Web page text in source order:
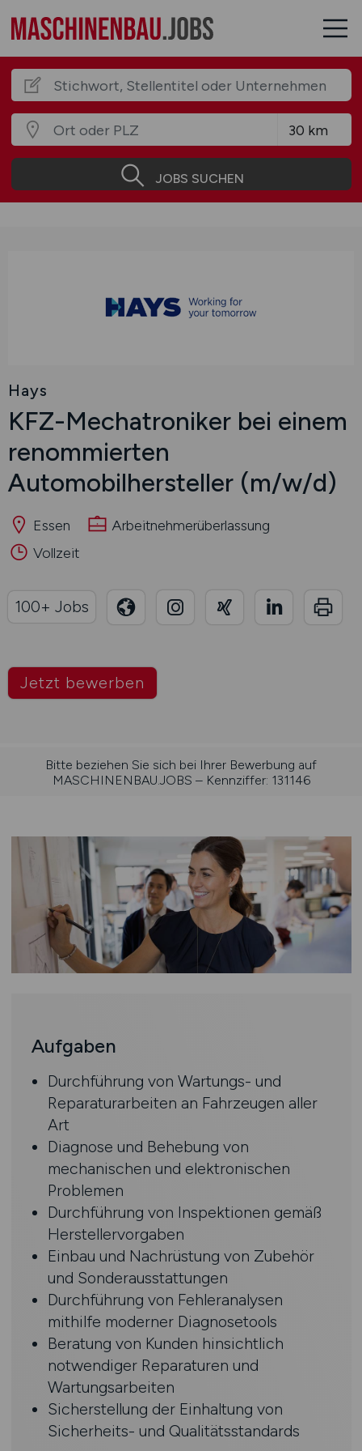
JOBS SUCHEN
Hays
KFZ-Mechatroniker bei einem
renommierten
Automobilhersteller (m/w/d)
Essen
Arbeitnehmerüberlassung
Vollzeit
Jetzt bewerben
100+ Jobs
Bitte beziehen Sie sich bei Ihrer Bewerbung auf
MASCHINENBAU.JOBS – Kennziffer: 131146
Aufgaben
Durchführung von Wartungs- und
Reparaturarbeiten an Fahrzeugen aller
Art
Diagnose und Behebung von
mechanischen und elektronischen
Problemen
Durchführung von Inspektionen gemäß
Herstellervorgaben
Einbau und Nachrüstung von Zubehör
und Sonderausstattungen
Durchführung von Fehleranalysen
mithilfe moderner Diagnosetools
Beratung von Kunden hinsichtlich
notwendiger Reparaturen und
Wartungsarbeiten
Sicherstellung der Einhaltung von
Sicherheits- und Qualitätsstandards